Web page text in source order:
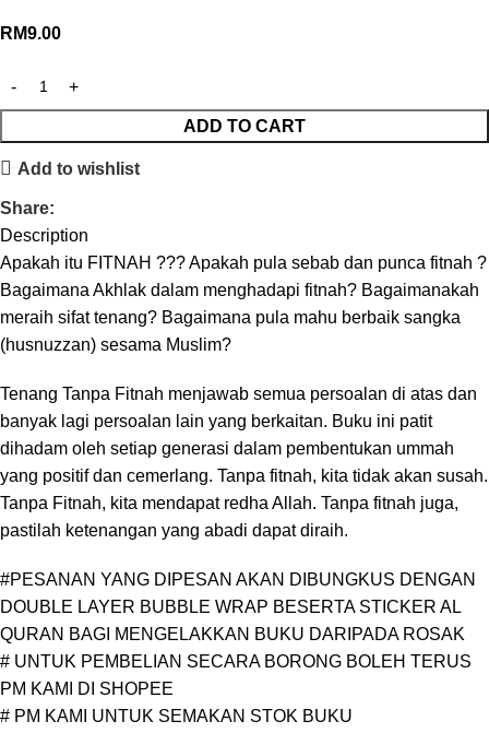
RM9.00
ADD TO CART
Add to wishlist
Share:
Description
Apakah itu FITNAH ??? Apakah pula sebab dan punca fitnah ?
Bagaimana Akhlak dalam menghadapi fitnah? Bagaimanakah
meraih sifat tenang? Bagaimana pula mahu berbaik sangka
(husnuzzan) sesama Muslim?
Tenang Tanpa Fitnah menjawab semua persoalan di atas dan
banyak lagi persoalan lain yang berkaitan. Buku ini patit
dihadam oleh setiap generasi dalam pembentukan ummah
yang positif dan cemerlang. Tanpa fitnah, kita tidak akan susah.
Tanpa Fitnah, kita mendapat redha Allah. Tanpa fitnah juga,
pastilah ketenangan yang abadi dapat diraih.
#PESANAN YANG DIPESAN AKAN DIBUNGKUS DENGAN
DOUBLE LAYER BUBBLE WRAP BESERTA STICKER AL
QURAN BAGI MENGELAKKAN BUKU DARIPADA ROSAK
# UNTUK PEMBELIAN SECARA BORONG BOLEH TERUS
PM KAMI DI SHOPEE
# PM KAMI UNTUK SEMAKAN STOK BUKU